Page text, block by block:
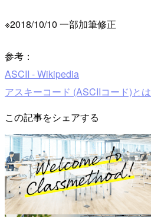
※2018/10/10 一部加筆修正
参考：
ASCII - Wikipedia
アスキーコード (ASCIIコード)とは
この記事をシェアする